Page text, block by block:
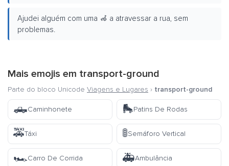
Ajudei alguém com uma 🦽 a atravessar a rua, sem
problemas.
Mais emojis em transport-ground
Parte do bloco Unicode Viagens e Lugares › transport-ground
🛻Caminhonete 🛼Patins De Rodas
🚕Táxi 🚦Semáforo Vertical
🏎️Carro De Corrida 🚑Ambulância